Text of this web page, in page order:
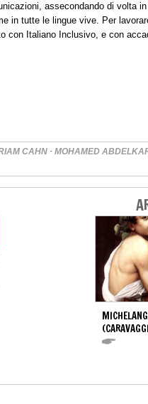
assecondando di volta
in tutte le lingue vive. Per
con Italiano Inclusivo, e con
CAHN · MOHAMED